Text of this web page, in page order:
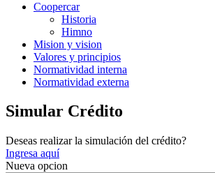
Coopercar
Historia
Himno
Mision y vision
Valores y principios
Normatividad interna
Normatividad externa
Simular Crédito
Deseas realizar la simulación del crédito?
Ingresa aquí
Nueva opcion